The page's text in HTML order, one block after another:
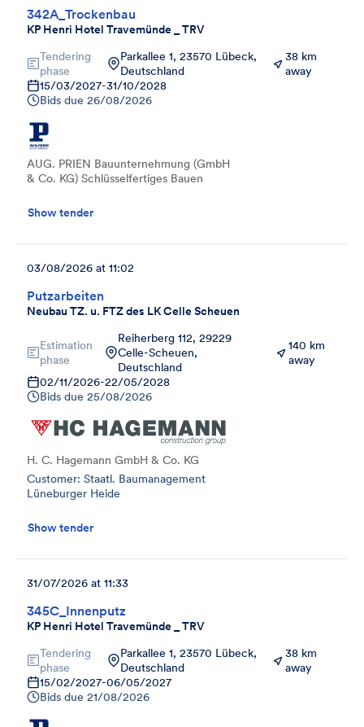
342A_Trockenbau
KP Henri Hotel Travemünde _ TRV
Tendering
phase
Parkallee 1, 23570 Lübeck,
Deutschland
38 km
away
15/03/2027-31/10/2028
Bids due 26/08/2026
AUG. PRIEN Bauunternehmung (GmbH
& Co. KG) Schlüsselfertiges Bauen
Show tender
Putzarbeiten
Neubau TZ. u. FTZ des LK Celle Scheuen
03/08/2026 at 11:02
Estimation
phase
Reiherberg 112, 29229
Celle-Scheuen,
Deutschland
140 km
away
02/11/2026-22/05/2028
Bids due 25/08/2026
H. C. Hagemann GmbH & Co. KG
Customer: Staatl. Baumanagement
Lüneburger Heide
Show tender
345C_Innenputz
KP Henri Hotel Travemünde _ TRV
31/07/2026 at 11:33
Tendering
phase
Parkallee 1, 23570 Lübeck,
Deutschland
38 km
away
15/02/2027-06/05/2027
Bids due 21/08/2026